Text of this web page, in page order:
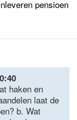
pensioen
haken en
laat de
b. Wat